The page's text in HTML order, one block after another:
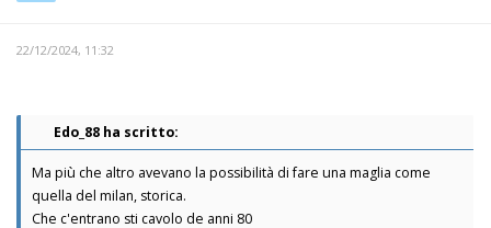
22/12/2024, 11:32
Edo_88 ha scritto:
Ma più che altro avevano la possibilità di fare una maglia come
quella del milan, storica.
Che c'entrano sti cavolo de anni 80